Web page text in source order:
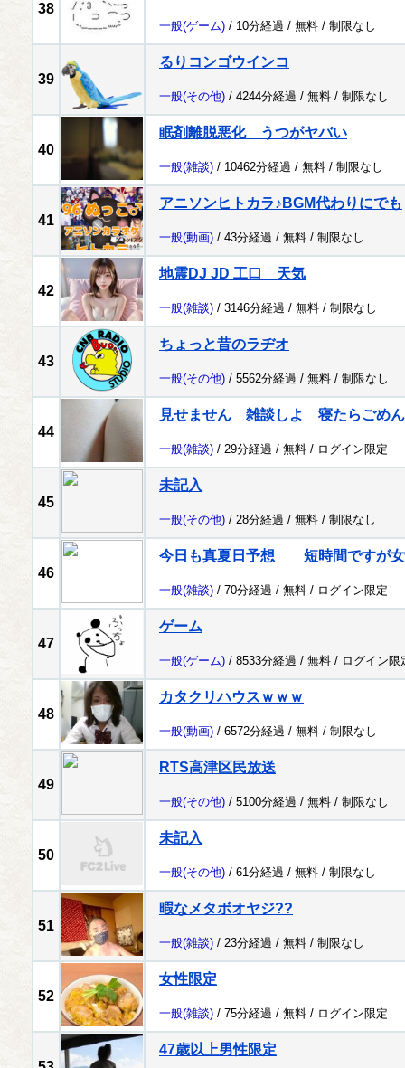
38
一般(ゲーム) / 10分経過 / 無料 / 制限なし
39
るりコンゴウインコ
一般(その他) / 4244分経過 / 無料 / 制限なし
40
眠剤離脱悪化 うつがヤバい
一般(雑談) / 10462分経過 / 無料 / 制限なし
41
アニソンヒトカラ♪BGM代わりにでも
一般(動画) / 43分経過 / 無料 / 制限なし
42
地震DJ JD 工口 天気
一般(雑談) / 3146分経過 / 無料 / 制限なし
43
ちょっと昔のラヂオ
一般(その他) / 5562分経過 / 無料 / 制限なし
44
見せません 雑談しよ 寝たらごめん
一般(雑談) / 29分経過 / 無料 / ログイン限定
45
未記入
一般(その他) / 28分経過 / 無料 / 制限なし
46
今日も真夏日予想 短時間ですが女
一般(雑談) / 70分経過 / 無料 / ログイン限定
47
ゲーム
一般(ゲーム) / 8533分経過 / 無料 / ログイン限
48
カタクリハウスｗｗｗ
一般(動画) / 6572分経過 / 無料 / 制限なし
49
RTS高津区民放送
一般(その他) / 5100分経過 / 無料 / 制限なし
50
未記入
一般(その他) / 61分経過 / 無料 / 制限なし
51
暇なメタボオヤジ??
一般(雑談) / 23分経過 / 無料 / 制限なし
52
女性限定
一般(雑談) / 75分経過 / 無料 / ログイン限定
47歳以上男性限定